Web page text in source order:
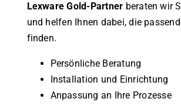
Lexware Gold-Partner beraten wir
und helfen Ihnen dabei, die
finden.
Persönliche Beratung
Installation und Einrichtung
Anpassung an Ihre Prozesse